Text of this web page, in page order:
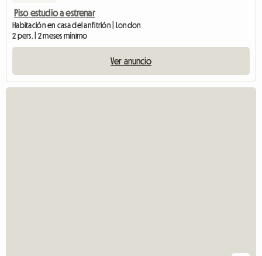
Piso estudio a estrenar
Habitación en casa del anfitrión | London
2 pers. | 2 meses mínimo
Ver anuncio